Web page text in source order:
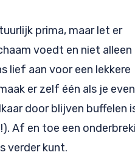
prima, maar let er
voedt en niet alleen
lief aan voor een lekkere
er zelf één als je even
door blijven buffelen
Af en toe een
verder kunt.